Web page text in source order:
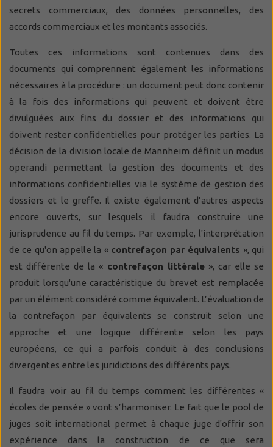
secrets commerciaux, des données personnelles, des
accords commerciaux et les montants associés.
Toutes ces informations sont contenues dans des
documents qui comprennent également les informations
nécessaires à la procédure : un document peut donc contenir
à la fois des informations qui peuvent et doivent être
divulguées aux fins du dossier et des informations qui
doivent rester confidentielles pour protéger les parties. La
décision de la division locale de Mannheim définit un modus
operandi permettant la gestion des documents et des
informations confidentielles via le système de gestion des
dossiers et le greffe. Il existe également d’autres aspects
encore ouverts, sur lesquels il faudra construire une
jurisprudence au fil du temps. Par exemple, l'interprétation
de ce qu'on appelle la « contrefaçon par équivalents », qui
est différente de la « contrefaçon littérale», car elle se
produit lorsqu'une caractéristique du brevet est remplacée
par un élément considéré comme équivalent. L’évaluation de
la contrefaçon par équivalents se construit selon une
approche et une logique différente selon les pays
européens, ce qui a parfois conduit à des conclusions
divergentes entre les juridictions des différents pays.
Il faudra voir au fil du temps comment les différentes «
écoles de pensée » vont s’harmoniser. Le fait que le pool de
juges soit international permet à chaque juge d'offrir son
expérience dans la construction de ce que sera